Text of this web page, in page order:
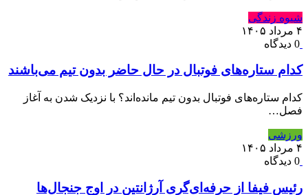
شیوه زندگی
۴ مرداد ۱۴۰۵
0 دیدگاه
کدام ستاره‌های فوتبال در حال حاضر بدون تیم می‌باشند
کدام ستاره‌های فوتبال بدون تیم مانده‌اند؟ با نزدیک شدن به آغاز
فصل…
ورزشی
۴ مرداد ۱۴۰۵
0 دیدگاه
رئیس فیفا از حرفه‌ای‌گری آرژانتین در اوج جنجال‌ها